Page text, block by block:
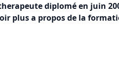
diplomé en juin
plus a propos de la